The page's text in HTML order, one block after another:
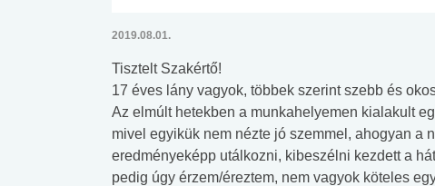
2019.08.01.
Tisztelt Szakértő!
17 éves lány vagyok, többek szerint szebb és
Az elmúlt hetekben a munkahelyemen kialakult
mivel egyikük nem nézte jó szemmel, ahogyan a
eredményeképp utálkozni, kibeszélni kezdett a
pedig úgy érzem/éreztem, nem vagyok köteles